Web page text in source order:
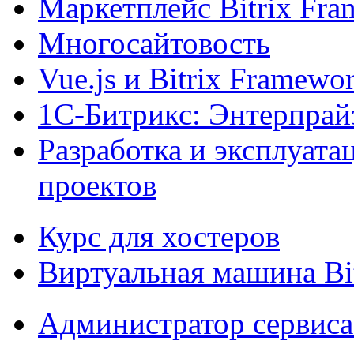
Маркетплейс Bitrix
Многосайтовость
Vue.js и Bitrix
1С-Битрикс:
Разработка и
проектов
Курс для хостеров
Виртуальная машина
Администратор